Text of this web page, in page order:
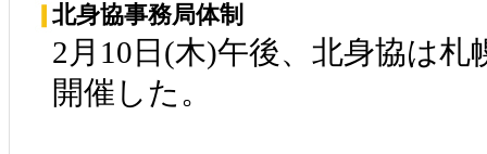
北身協事務局体制
2月10日(木)午後、北身協は札
開催した。